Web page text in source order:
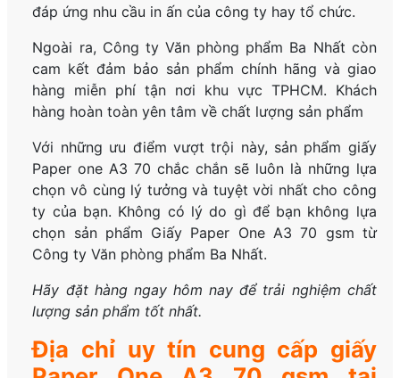
đáp ứng nhu cầu in ấn của công ty hay tổ chức.
Ngoài ra, Công ty Văn phòng phẩm Ba Nhất còn
cam kết đảm bảo sản phẩm chính hãng và giao
hàng miễn phí tận nơi khu vực TPHCM. Khách
hàng hoàn toàn yên tâm về chất lượng sản phẩm
Với những ưu điểm vượt trội này, sản phẩm giấy
Paper one A3 70 chắc chắn sẽ luôn là những lựa
chọn vô cùng lý tưởng và tuyệt vời nhất cho công
ty của bạn. Không có lý do gì để bạn không lựa
chọn sản phẩm Giấy Paper One A3 70 gsm từ
Công ty Văn phòng phẩm Ba Nhất.
Hãy đặt hàng ngay hôm nay để trải nghiệm chất
lượng sản phẩm tốt nhất.
Địa chỉ uy tín cung cấp giấy